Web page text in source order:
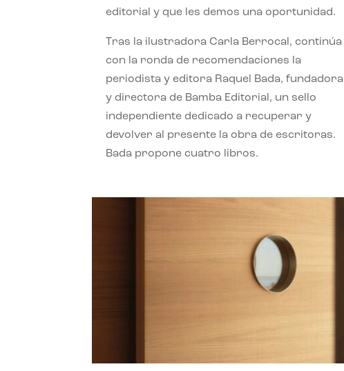
editorial y que les demos una oportunidad.
Tras la ilustradora Carla Berrocal, continúa
con la ronda de recomendaciones la
periodista y editora Raquel Bada, fundadora
y directora de Bamba Editorial, un sello
independiente dedicado a recuperar y
devolver al presente la obra de escritoras.
Bada propone cuatro libros.